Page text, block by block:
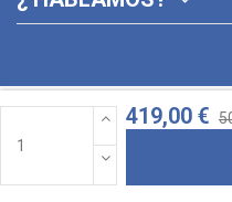
419,00 €
© 2026 ·